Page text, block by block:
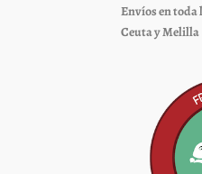
Envíos en
Ceuta y Melilla